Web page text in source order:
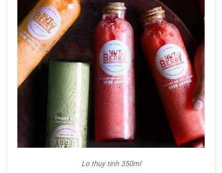
Lo thuy tinh 350ml